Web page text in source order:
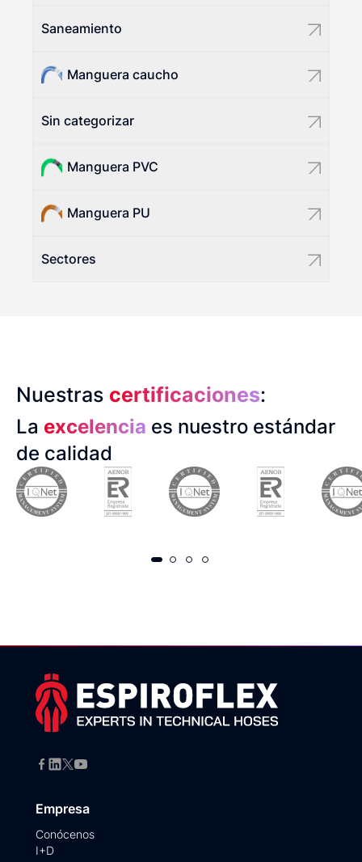
Saneamiento
Manguera caucho
Sin categorizar
Manguera PVC
Manguera PU
Sectores
Nuestras certificaciones:
La excelencia es nuestro estándar
de calidad
Empresa
Conócenos
I+D